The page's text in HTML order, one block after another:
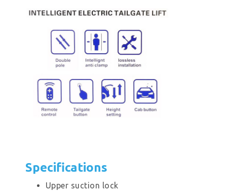
Specifications
Upper suction lock